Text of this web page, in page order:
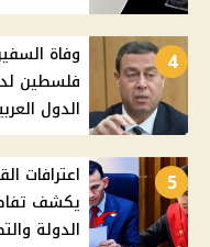
4
وفاة
فلسطين
الدول
5
اعترافات
يكشف
الدولة